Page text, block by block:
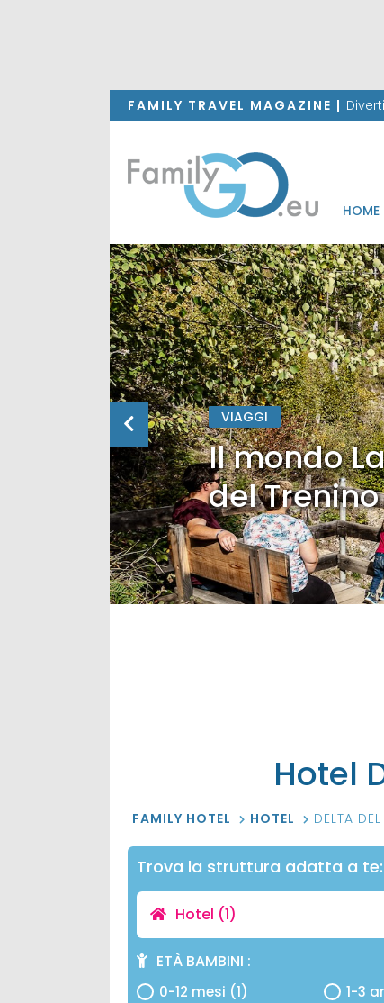
FAMILY TRAVEL MAGAZINE |
HOME
VIAGGI
Il mondo
del
Hotel
FAMILY HOTEL HOTEL DELTA
Trova la struttura adatta a te:
Hotel (1)
ETÀ BAMBINI
0-12 mesi (1) 1-3